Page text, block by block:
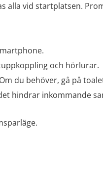
alla vid startplatsen.
och hörlurar.
du behöver, gå på
hindrar inkommande